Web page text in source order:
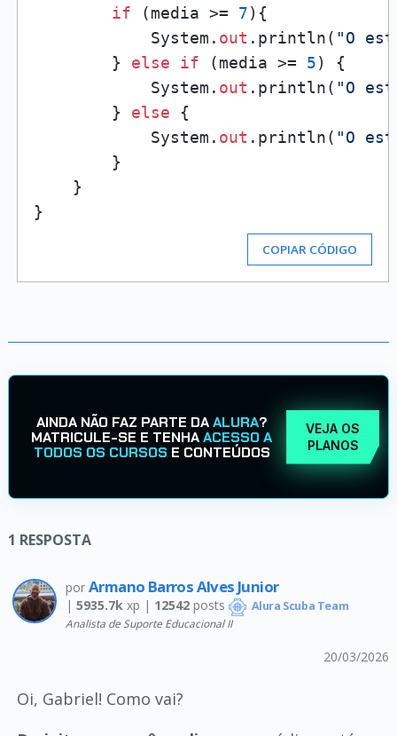
if (media >= 7){
            System.
out .println( "O
        }
else if (media >= 5) {
            System.
out .println( "O
        }
else {
            System.
out .println( "O
        }
    }
COPIAR CÓDIGO
AINDA NÃO FAZ PARTE DAALURA?
MATRICULE-SE E TENHAACESSO A
TODOS OS CURSOS E CONTEÚDOS
VEJA OS
PLANOS
1 RESPOSTA
por Armano Barros Alves Junior
| 5935.7kxp | 12542posts Alura Scuba Team
Analista de Suporte Educacional II
20/03/2026
Oi, Gabriel! Como vai?